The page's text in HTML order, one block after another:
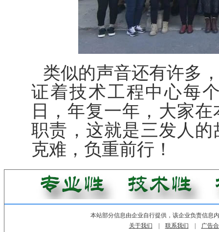
类似的声音还有许多
证着技术工程中心每
日，年复一年，大家
职责，这就是三发人
克难，负重前行！
本站部分信息由企业自行提供，该企业负责信息
关于我们
联系我们
广告